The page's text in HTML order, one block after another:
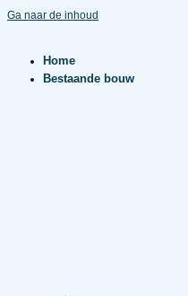
Ga naar de inhoud
Home
Bestaande bouw